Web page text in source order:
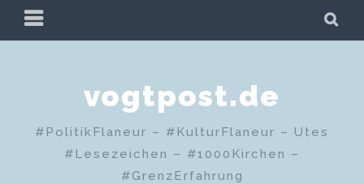
Zum
PRIMÄRES
MENÜ
vogtpost.de
#PolitikFlaneur – #KulturFlaneur – Utes
#Lesezeichen – #1000Kirchen –
#GrenzErfahrung